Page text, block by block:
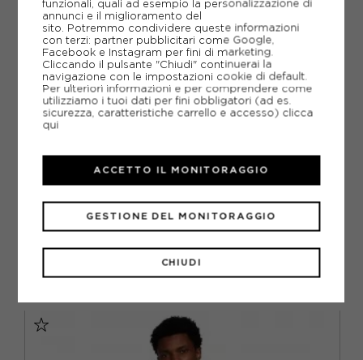
POTREBBERO INTERESSARTI ANCHE
CANOTTE NIKE
CANOTTE PALESTRA
ARTICOLI SPORTIVI NIKE
METODI DI PAGAMENTO
PIÙ INFORMAZIONI
SCHEDA TECNICA
GUIDA ALLE TAGLIE
funzionali, quali ad esempio la personalizzazione di
annunci e il miglioramento del
sito. Potremmo condividere queste informazioni
con terzi: partner pubblicitari come Google,
Facebook e Instagram per fini di marketing.
Cliccando il pulsante "Chiudi" continuerai la
navigazione con le impostazioni cookie di default.
Per ulteriori informazioni e per comprendere come
utilizziamo i tuoi dati per fini obbligatori (ad es.
sicurezza, caratteristiche carrello e accesso) clicca
qui
CHIUDI
GESTIONE DEL MONITORAGGIO
ACCETTO IL MONITORAGGIO